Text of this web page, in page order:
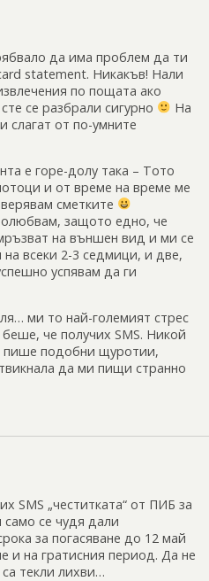
да има проблем да ти
statement. Никакъв! Нали
по пощата ако
се разбрали сигурно
На
слагат от по-умните
е горе-долу така – Тото
и от време на време ме
сметките
защото едно, че
на външен вид и ми се
всеки 2-3 седмици, и две,
успявам да ги
ми то най-големият стрес
беше, че получих SMS. Никой
пише подобни щуротии,
да ми пищи странно
SMS „честитката“ от ПИБ за
се чудя дали
за погасяване до 12 май
и на гратисния период. Да не
текли лихви…